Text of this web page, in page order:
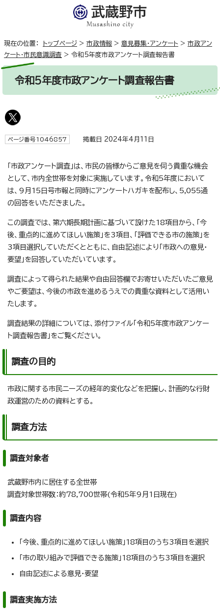
現在の位置： トップページ > 市政情報 > 意見募集・アンケート > 市政アン
ケート・市民意識調査 > 令和5年度市政アンケート調査報告書
令和5年度市政アンケート調査報告書
ページ番号1046857 掲載日 2024年4月11日
「市政アンケート調査」は、市民の皆様からご意見を伺う貴重な機会
として、市内全世帯を対象に実施しています。令和5年度において
は、9月15日号市報と同時にアンケートハガキを配布し、5,055通
の回答をいただきました。
この調査では、第六期長期計画に基づいて設けた18項目から、「今
後、重点的に進めてほしい施策」を3項目、「評価できる市の施策」を
3項目選択していただくとともに、自由記述により「市政への意見・
要望」を回答していただいています。
調査によって得られた結果や自由回答欄でお寄せいただいたご意見
やご要望は、今後の市政を進めるうえでの貴重な資料として活用い
たします。
調査結果の詳細については、添付ファイル「令和5年度市政アンケー
ト調査報告書」をご覧ください。
調査の目的
市政に関する市民ニーズの経年的変化などを把握し、計画的な行財
政運営のための資料とする。
調査方法
調査対象者
武蔵野市内に居住する全世帯
調査対象世帯数：約78,700世帯(令和5年9月1日現在)
調査内容
「今後、重点的に進めてほしい施策」18項目のうち3項目を選択
「市の取り組みで評価できる施策」18項目のうち3項目を選択
自由記述による意見・要望
調査実施方法